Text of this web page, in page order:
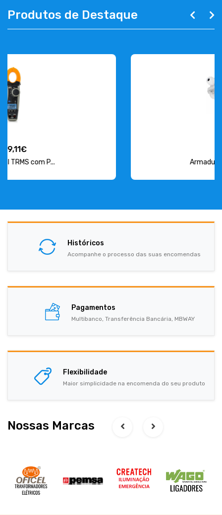
Produtos de Destaque
Históricos
Acompanhe o processo das suas encomendas
Pagamentos
Multibanco, Transferência Bancária, MBWAY
Flexibilidade
Maior simplicidade na encomenda do seu produto
Nossas Marcas